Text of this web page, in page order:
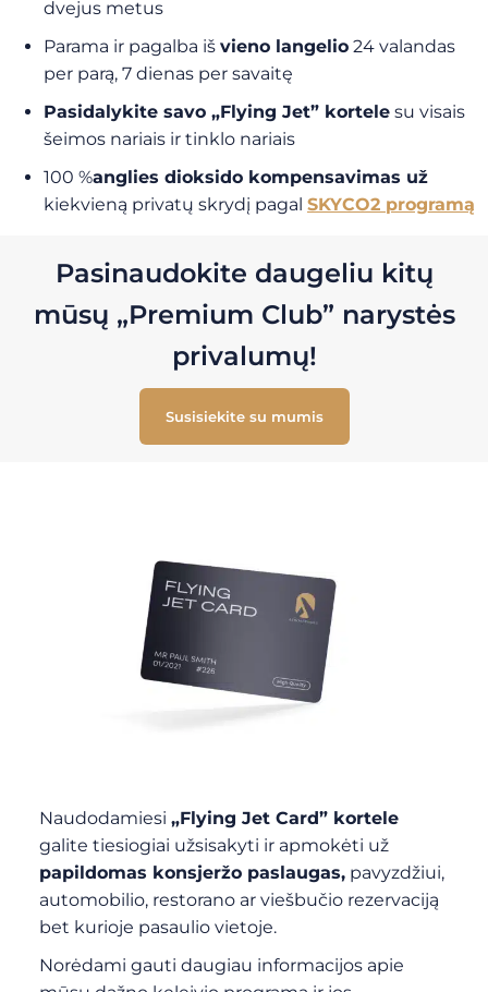
dvejus metus
Parama ir pagalba iš vieno langelio 24 valandas
per parą, 7 dienas per savaitę
Pasidalykite savo „Flying Jet” kortele su visais
šeimos nariais ir tinklo nariais
100 %anglies dioksido kompensavimas už
kiekvieną privatų skrydį pagal SKYCO2 programą
Pasinaudokite daugeliu kitų
mūsų „Premium Club” narystės
privalumų!
Susisiekite su mumis
Naudodamiesi „Flying Jet Card” kortele
galite tiesiogiai užsisakyti ir apmokėti už
papildomas konsjeržo paslaugas,pavyzdžiui,
automobilio, restorano ar viešbučio rezervaciją
bet kurioje pasaulio vietoje.
Norėdami gauti daugiau informacijos apie